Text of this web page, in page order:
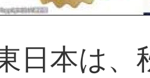
日本は、